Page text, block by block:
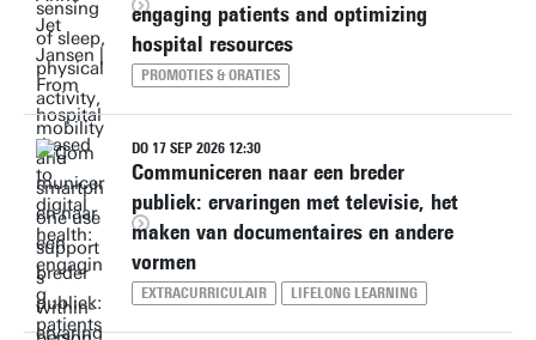
engaging patients and optimizing
hospital resources
PROMOTIES & ORATIES
DO 17 SEP 2026 12:30
Communiceren naar een breder
publiek: ervaringen met televisie, het
maken van documentaires en andere
vormen
EXTRACURRICULAIR LIFELONG LEARNING